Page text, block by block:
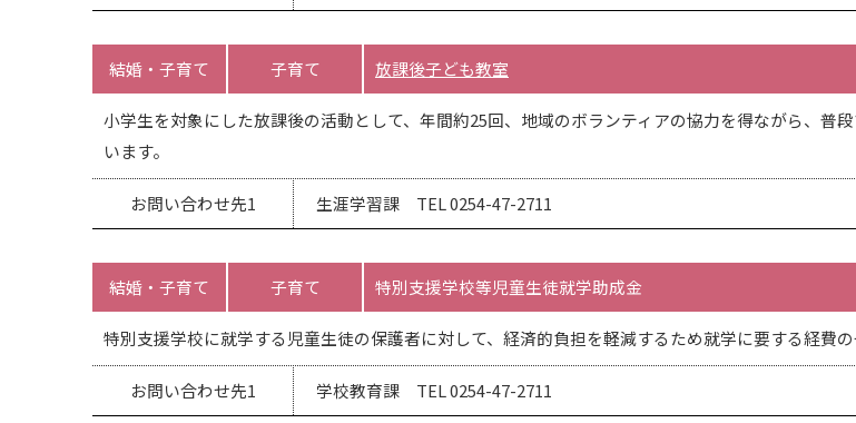
結婚・子育て 子育て 放課後子ども教室
小学生を対象にした放課後の活動として、年間約25回、地域のボランティアの協力を得ながら、普
います。
お問い合わせ先1 生涯学習課 TEL 0254-47-2711
結婚・子育て 子育て 特別支援学校等児童生徒就学助成金
特別支援学校に就学する児童生徒の保護者に対して、経済的負担を軽減するため就学に要する経費の
お問い合わせ先1 学校教育課 TEL 0254-47-2711